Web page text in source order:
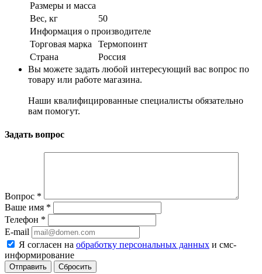
Размеры и масса
Вес, кг
50
Информация о производителе
Торговая марка
Термопоинт
Страна
Россия
Вы можете задать любой интересующий вас вопрос по
товару или работе магазина.
Наши квалифицированные специалисты обязательно
вам помогут.
Задать вопрос
Вопрос *
Ваше имя *
Телефон *
E-mail
Я согласен на обработку персональных данных и смс-
информирование
Сбросить